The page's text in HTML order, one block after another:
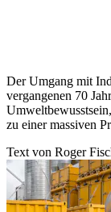
Der Umgang mit
vergangenen 70
zu einer massiven
Text von Roger